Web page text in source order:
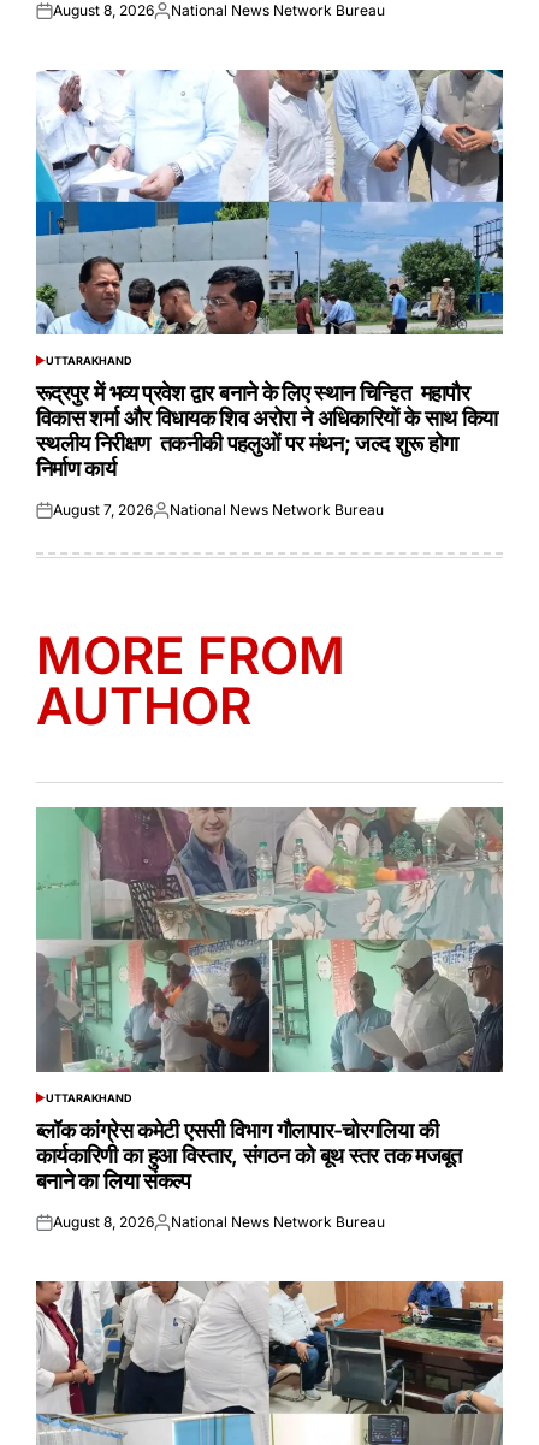
Posted
August 8, 2026Posted
National News Network Bureau
POSTED
UTTARAKHAND
रूद्रपुर में भव्य प्रवेश द्वार बनाने के लिए स्थान चिन्हित महापौर
विकास शर्मा और विधायक शिव अरोरा ने अधिकारियों के साथ किया
स्थलीय निरीक्षण तकनीकी पहलुओं पर मंथन; जल्द शुरू होगा
निर्माण कार्य
Posted
August 7, 2026Posted
National News Network Bureau
MORE FROM
AUTHOR
POSTED
UTTARAKHAND
ब्लॉक कांग्रेस कमेटी एससी विभाग गौलापार-चोरगलिया की
कार्यकारिणी का हुआ विस्तार, संगठन को बूथ स्तर तक मजबूत
बनाने का लिया संकल्प
Posted
August 8, 2026Posted
National News Network Bureau